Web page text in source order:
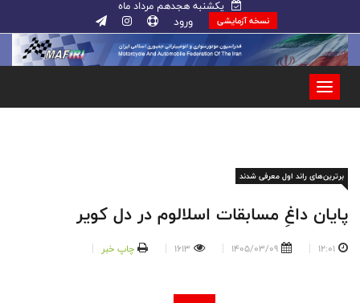
یکشنبه هجدهم مرداد ماه
نسخه آزمایشی ورود
برترین‌های راند اول معرفی شدند
پایان داغِ مسابقات اسلالوم در دل کویر
12:01
1405/03/09
1613 چاپ خبر